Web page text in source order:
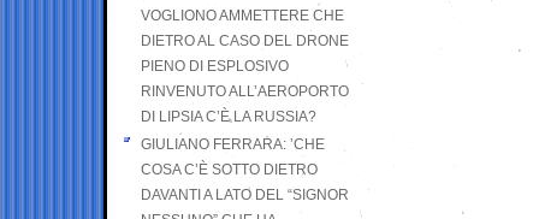
VOGLIONO AMMETTERE CHE
DIETRO AL CASO DEL DRONE
PIENO DI ESPLOSIVO
RINVENUTO ALL’AEROPORTO
DI LIPSIA C’È LA RUSSIA?
GIULIANO FERRARA: ’CHE
COSA C’È SOTTO DIETRO
DAVANTI A LATO DEL “SIGNOR